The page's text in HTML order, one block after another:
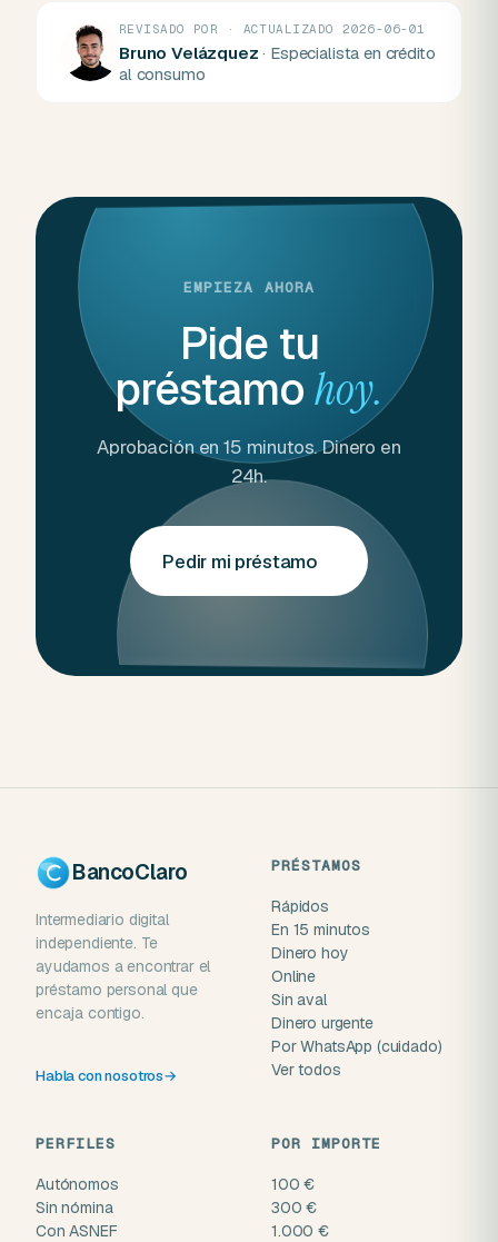
REVISADO POR · ACTUALIZADO 2026-06-01
Bruno Velázquez · Especialista en crédito
al consumo
EMPIEZA AHORA
Pide tu
préstamohoy.
Aprobación en 15 minutos. Dinero en
24h.
Pedir mi préstamo
BancoClaro
Intermediario digital
independiente. Te
ayudamos a encontrar el
préstamo personal que
encaja contigo.
Habla con nosotros→
PRÉSTAMOS
Rápidos
En 15 minutos
Dinero hoy
Online
Sin aval
Dinero urgente
Por WhatsApp (cuidado)
Ver todos
PERFILES
Autónomos
Sin nómina
Con ASNEF
POR IMPORTE
100 €
300 €
1.000 €